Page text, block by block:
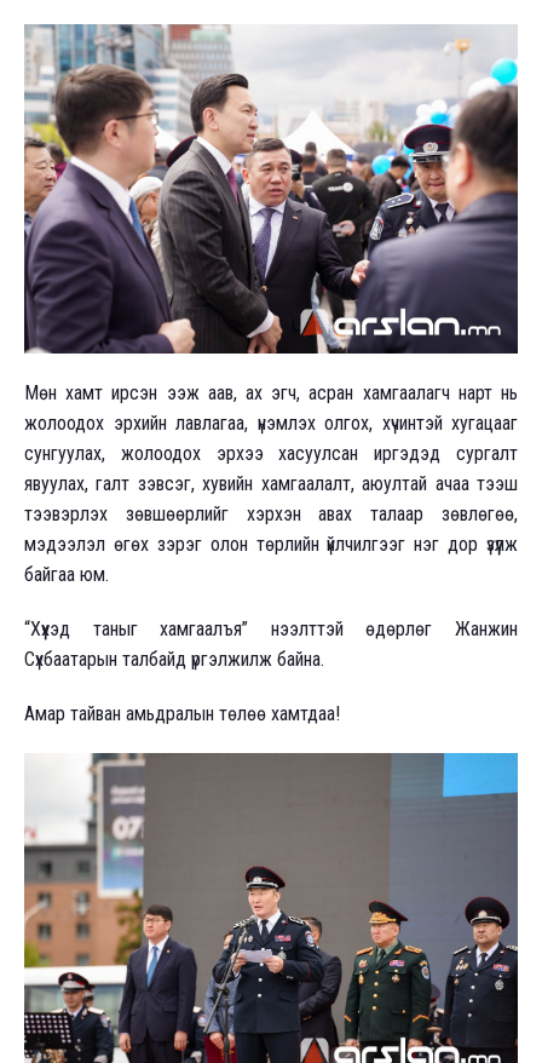
Мөн хамт ирсэн ээж аав, ах эгч, асран хамгаалагч нарт нь
жолоодох эрхийн лавлагаа, үнэмлэх олгох, хүчинтэй хугацааг
сунгуулах, жолоодох эрхээ хасуулсан иргэдэд сургалт
явуулах, галт зэвсэг, хувийн хамгаалалт, аюултай ачаа тээш
тээвэрлэх зөвшөөрлийг хэрхэн авах талаар зөвлөгөө,
мэдээлэл өгөх зэрэг олон төрлийн үйлчилгээг нэг дор үзүүлж
байгаа юм.
“Хүүхэд таныг хамгаалъя” нээлттэй өдөрлөг Жанжин
Сүхбаатарын талбайд үргэлжилж байна.
Амар тайван амьдралын төлөө хамтдаа!